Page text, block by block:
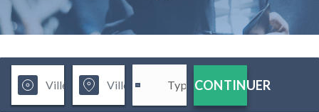
CONTINUER